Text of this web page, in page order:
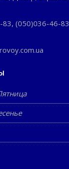
83, (050)036-46-83